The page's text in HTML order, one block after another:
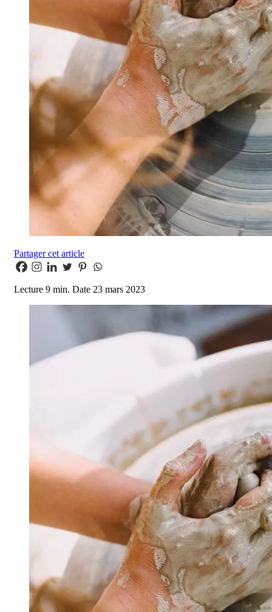
Partager cet article
Lecture 9 min. Date 23 mars 2023